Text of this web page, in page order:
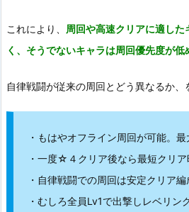
これにより、 周回や高速クリアに適し
く、そうでないキャラは周回優先度が低
自律戦闘が従来の周回とどう異なるか、
・もはやオフライン周回が可能。
・一度☆４クリア後なら最短クリ
・自律戦闘での周回は安定クリア
・むしろ全員Lv1で出撃しレベリン